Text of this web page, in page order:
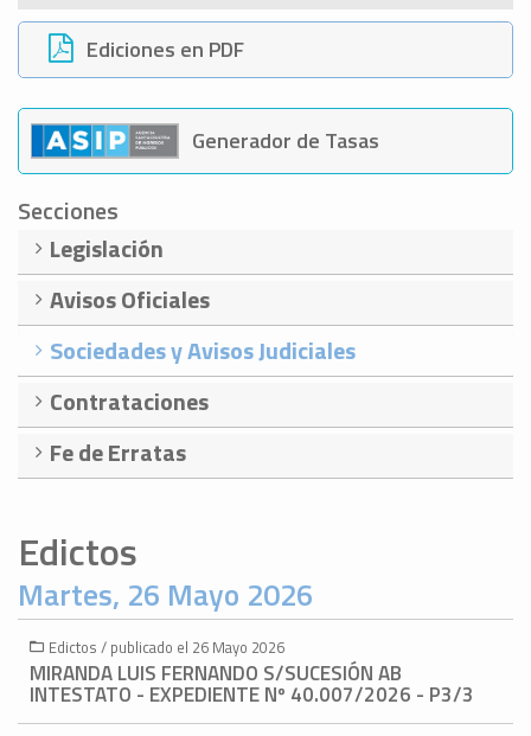
Ediciones en PDF
Generador de Tasas
Secciones
Legislación
Avisos Oficiales
Sociedades y Avisos Judiciales
Contrataciones
Fe de Erratas
Edictos
Martes, 26 Mayo 2026
Edictos / publicado el 26 Mayo 2026
MIRANDA LUIS FERNANDO S/SUCESIÓN AB
INTESTATO - EXPEDIENTE Nº 40.007/2026 - P3/3